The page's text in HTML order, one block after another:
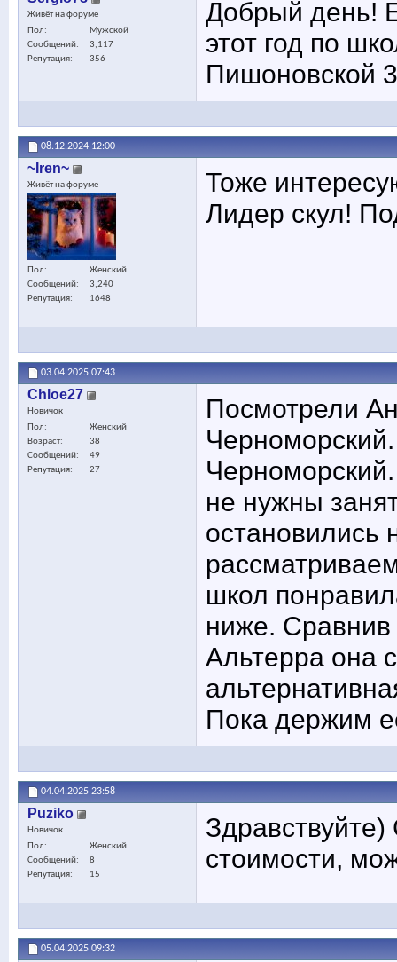
Живёт на форуме
Пол
Мужской
Сообщений
3,117
Репутация
356
Добрый день!
этот год по
Пишоновской
08.12.2024 12:00
~Iren~
Живёт на форуме
Пол
Женский
Сообщений
3,240
Репутация
1648
Тоже
Лидер скул!
03.04.2025 07:43
Chloe27
Новичок
Пол
Женский
Возраст
38
Сообщений
49
Репутация
27
Посмотрели
не нужны
остановились
школ
ниже. Сравнив
Альтерра она
Пока держим
04.04.2025 23:58
Puziko
Новичок
Пол
Женский
Сообщений
8
Репутация
15
стоимости,
05.04.2025 09:32